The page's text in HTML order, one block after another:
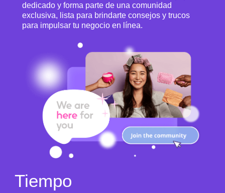
dedicado y forma parte de una comunidad
exclusiva, lista para brindarte consejos y trucos
para impulsar tu negocio en línea.
Tiempo